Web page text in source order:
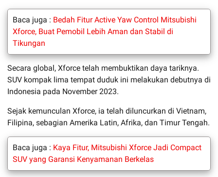
Baca juga : Bedah Fitur Active Yaw Control Mitsubishi
Xforce, Buat Pemobil Lebih Aman dan Stabil di
Tikungan
Secara global, Xforce telah membuktikan daya tariknya.
SUV kompak lima tempat duduk ini melakukan debutnya di
Indonesia pada November 2023.
Sejak kemunculan Xforce, ia telah diluncurkan di Vietnam,
Filipina, sebagian Amerika Latin, Afrika, dan Timur Tengah.
Baca juga : Kaya Fitur, Mitsubishi Xforce Jadi Compact
SUV yang Garansi Kenyamanan Berkelas